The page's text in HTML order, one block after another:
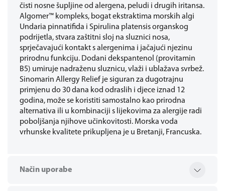
čisti nosne šupljine od alergena, peludi i drugih iritansa.
Algomer™ kompleks, bogat ekstraktima morskih algi
Undaria pinnatifida i Spirulina platensis organskog
podrijetla, stvara zaštitni sloj na sluznici nosa,
sprječavajući kontakt s alergenima i jačajući njezinu
prirodnu funkciju. Dodani dekspantenol (provitamin
B5) umiruje nadraženu sluznicu, vlaži i ublažava svrbež.
Sinomarin Allergy Relief je siguran za dugotrajnu
primjenu do 30 dana kod odraslih i djece iznad 12
godina, može se koristiti samostalno kao prirodna
alternativa ili u kombinaciji s lijekovima za alergije radi
poboljšanja njihove učinkovitosti. Morska voda
vrhunske kvalitete prikupljena je u Bretanji, Francuska.
Način uporabe